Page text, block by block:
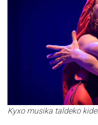
Kyxo musika taldeko